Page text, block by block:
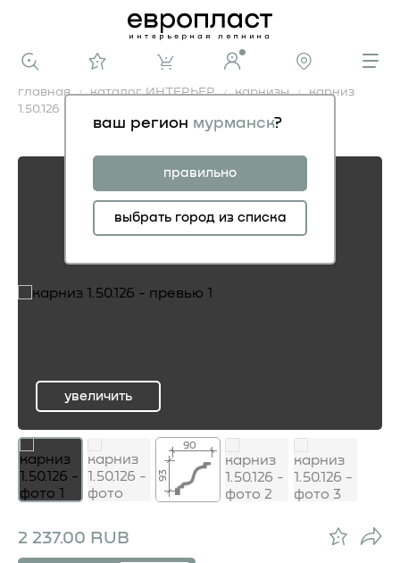
ваш регион мурманск?
правильно
выбрать город из списка
главная каталог ИНТЕРЬЕР карнизы
карниз
1.50.126
карниз 1.50.126
ru
увеличить
90
93
2 237.00 RUB